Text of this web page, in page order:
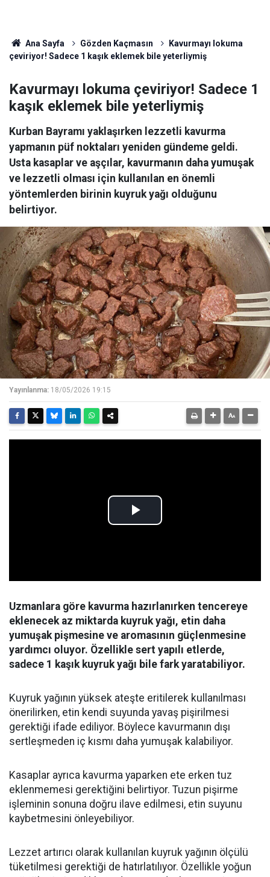
Ana Sayfa Gözden Kaçmasın
Kavurmayı lokuma
çeviriyor! Sadece 1 kaşık eklemek bile yeterliymiş
Kavurmayı lokuma çeviriyor! Sadece 1
kaşık eklemek bile yeterliymiş
Kurban Bayramı yaklaşırken lezzetli kavurma
yapmanın püf noktaları yeniden gündeme geldi.
Usta kasaplar ve aşçılar, kavurmanın daha yumuşak
ve lezzetli olması için kullanılan en önemli
yöntemlerden birinin kuyruk yağı olduğunu
belirtiyor.
Yayınlanma: 18/05/2026 19:15
Uzmanlara göre kavurma hazırlanırken tencereye
eklenecek az miktarda kuyruk yağı, etin daha
yumuşak pişmesine ve aromasının güçlenmesine
yardımcı oluyor. Özellikle sert yapılı etlerde,
sadece 1 kaşık kuyruk yağı bile fark yaratabiliyor.
Kuyruk yağının yüksek ateşte eritilerek kullanılması
önerilirken, etin kendi suyunda yavaş pişirilmesi
gerektiği ifade ediliyor. Böylece kavurmanın dışı
sertleşmeden iç kısmı daha yumuşak kalabiliyor.
Kasaplar ayrıca kavurma yaparken ete erken tuz
eklenmemesi gerektiğini belirtiyor. Tuzun pişirme
işleminin sonuna doğru ilave edilmesi, etin suyunu
kaybetmesini önleyebiliyor.
Lezzet artırıcı olarak kullanılan kuyruk yağının ölçülü
tüketilmesi gerektiği de hatırlatılıyor. Özellikle yoğun